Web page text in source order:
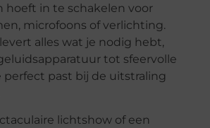
hoeft in te schakelen voor
microfoons of verlichting.
alles wat je nodig hebt,
tot sfeervolle
past bij de uitstraling
lichtshow of een